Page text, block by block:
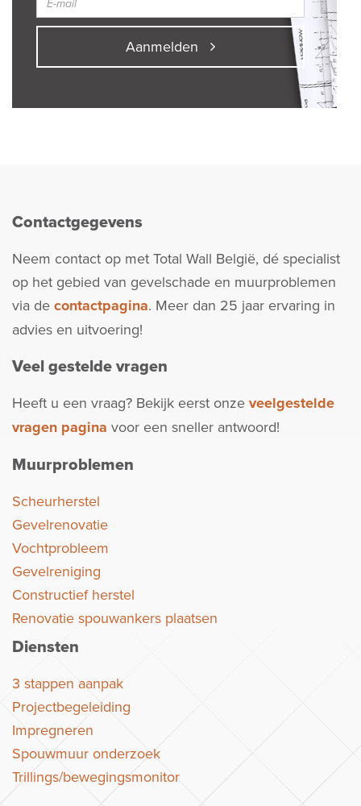
Aanmelden
Contactgegevens
Neem contact op met Total Wall België, dé specialist
op het gebied van gevelschade en muurproblemen
via de contactpagina. Meer dan 25 jaar ervaring in
advies en uitvoering!
Veel gestelde vragen
Heeft u een vraag? Bekijk eerst onze veelgestelde
vragen pagina voor een sneller antwoord!
Muurproblemen
Scheurherstel
Gevelrenovatie
Vochtprobleem
Gevelreniging
Constructief herstel
Renovatie spouwankers plaatsen
Diensten
3 stappen aanpak
Projectbegeleiding
Impregneren
Spouwmuur onderzoek
Trillings/bewegingsmonitor